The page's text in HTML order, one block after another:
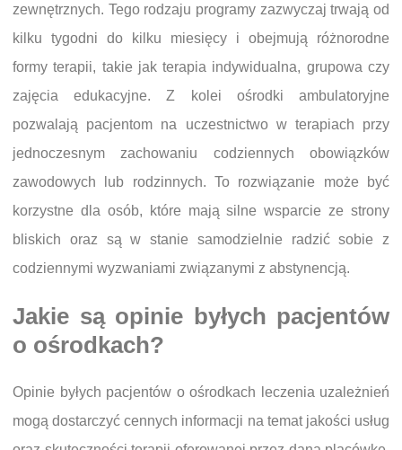
zewnętrznych. Tego rodzaju programy zazwyczaj trwają od
kilku tygodni do kilku miesięcy i obejmują różnorodne
formy terapii, takie jak terapia indywidualna, grupowa czy
zajęcia edukacyjne. Z kolei ośrodki ambulatoryjne
pozwalają pacjentom na uczestnictwo w terapiach przy
jednoczesnym zachowaniu codziennych obowiązków
zawodowych lub rodzinnych. To rozwiązanie może być
korzystne dla osób, które mają silne wsparcie ze strony
bliskich oraz są w stanie samodzielnie radzić sobie z
codziennymi wyzwaniami związanymi z abstynencją.
Jakie są opinie byłych pacjentów
o ośrodkach?
Opinie byłych pacjentów o ośrodkach leczenia uzależnień
mogą dostarczyć cennych informacji na temat jakości usług